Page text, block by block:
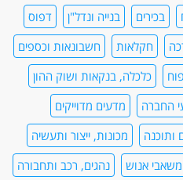
בכירים בנייה ונדל"ן
דפוס
חקלאות
חשבונאות וכספים
כלכלה, בנקאות ושוק ההון
החברה
מדעים מדוייקים
ותוכנה
מכונות, ייצור ותעשיה
משאבי אנוש
נהגים, רכב ותחבורה